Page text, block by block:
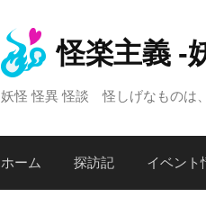
怪楽主義 -
妖怪 怪異 怪談 怪しげなものは
ホーム 探訪記 イベント